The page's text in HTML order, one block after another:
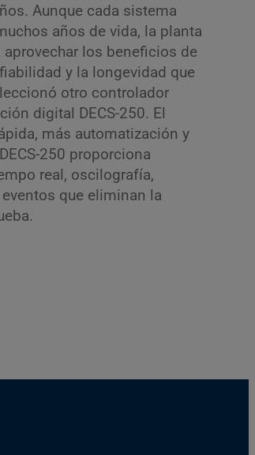
Aunque cada sistema
años de vida, la planta
los beneficios de
y la longevidad que
otro controlador
digital DECS-250. El
más automatización y
250 proporciona
real, oscilografía,
que eliminan la